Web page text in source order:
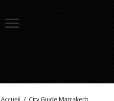
Accueil / City Guide Marrakech